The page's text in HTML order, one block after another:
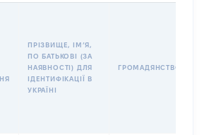
ПРІЗВИЩЕ, ІМʼЯ,
ПО БАТЬКОВІ (ЗА
НАЯВНОСТІ) ДЛЯ
ІДЕНТИФІКАЦІЇ В
УКРАЇНІ
ГРОМАДЯНСТВО